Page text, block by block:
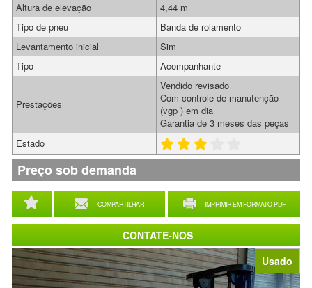
Usado
COMPARTILHAR IMPRIMIR EM FORMATO PDF
Altura de elevação
4,44 m
Tipo de pneu
Banda de rolamento
Levantamento inicial
Sim
Tipo
Acompanhante
Prestações
Vendido revisado
Com controle de manutenção
(vgp ) em dia
Garantia de 3 meses das peças
Estado
Preço sob demanda
CONTATE-NOS